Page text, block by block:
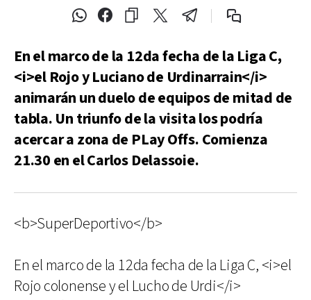
En el marco de la 12da fecha de la Liga C,
<i>el Rojo y Luciano de Urdinarrain</i>
animarán un duelo de equipos de mitad de
tabla. Un triunfo de la visita los podría
acercar a zona de PLay Offs. Comienza
21.30 en el Carlos Delassoie.
<b>SuperDeportivo</b>
En el marco de la 12da fecha de la Liga C, <i>el
Rojo colonense y el Lucho de Urdi</i>